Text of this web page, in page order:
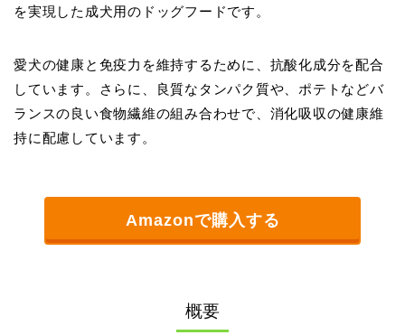
を実現した成犬用のドッグフードです。
愛犬の健康と免疫力を維持するために、抗酸化成分を配合
しています。さらに、良質なタンパク質や、ポテトなどバ
ランスの良い食物繊維の組み合わせで、消化吸収の健康維
持に配慮しています。
Amazonで購入する
概要